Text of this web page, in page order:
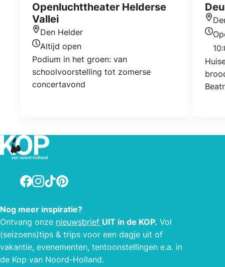
Openluchttheater Helderse
Vallei
Locatie
Den Helder
Openingstijden vandaag
Altijd open
Podium in het groen: van
schoolvoorstelling tot zomerse
concertavond
Facebook
Instagram
TikTokPinterest
Nog meer inspiratie?
Ontvang onze nieuwsbrief UIT in de KOP. Vol
(seizoens)tips & trips voor een dagje uit of
vakantie, evenementen, tentoonstellingen e.a. in
de Kop van Noord-Holland.